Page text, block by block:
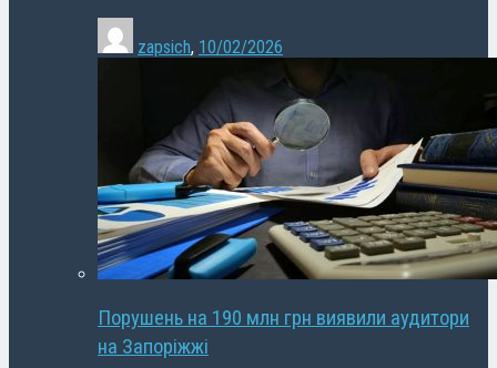
zapsich, 10/02/2026
Порушень на 190 млн грн виявили аудитори
на Запоріжжі